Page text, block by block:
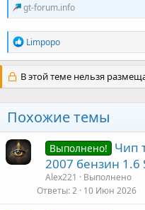
gt-forum.info
Р
е
а
к
ц
:
Limpopo
В этой теме нельзя
Похожие темы
Выполнено!
Чип
2007 бензин 1.6
Alex221
Выполнено
Ответы 2 10 Июн 2026